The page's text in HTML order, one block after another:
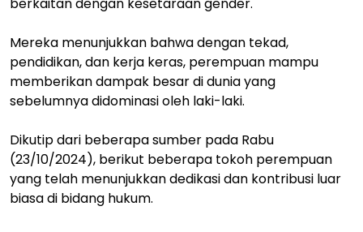
Mereka menunjukkan bahwa dengan tekad,
pendidikan, dan kerja keras, perempuan mampu
memberikan dampak besar di dunia yang
sebelumnya didominasi oleh laki-laki.
Dikutip dari beberapa sumber pada Rabu
(23/10/2024), berikut beberapa tokoh perempuan
yang telah menunjukkan dedikasi dan kontribusi luar
biasa di bidang hukum.